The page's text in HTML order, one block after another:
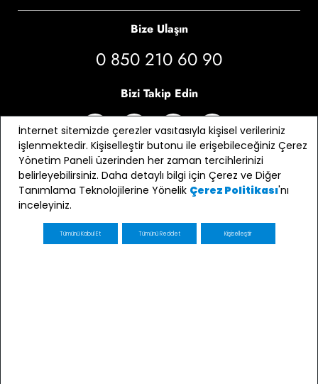
Bize Ulaşın
0 850 210 60 90
Bizi Takip Edin
İnternet sitemizde çerezler vasıtasıyla kişisel verileriniz
işlenmektedir. Kişiselleştir butonu ile erişebileceğiniz Çerez
Yönetim Paneli üzerinden her zaman tercihlerinizi
belirleyebilirsiniz. Daha detaylı bilgi için Çerez ve Diğer
Tanımlama Teknolojilerine Yönelik Çerez Politikası'nı
inceleyiniz.
Tümünü Kabul Et Tümünü Reddet Kişiselleştir